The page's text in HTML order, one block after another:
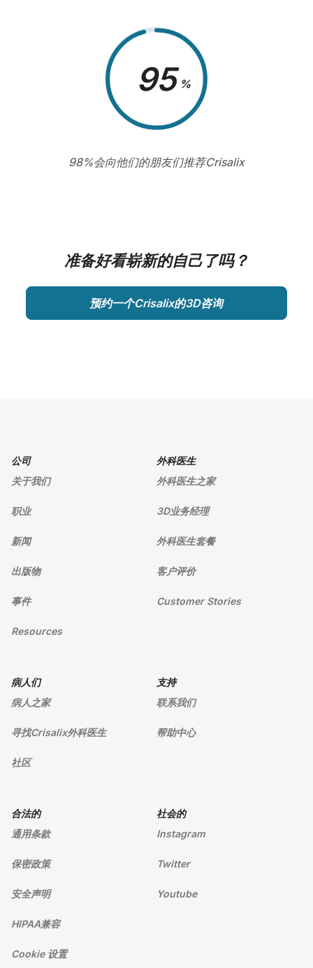
98 %
98%会向他们的朋友们推荐Crisalix
准备好看崭新的自己了吗？
预约一个Crisalix的3D咨询
公司
关于我们
职业
新闻
出版物
事件
Resources
外科医生
外科医生之家
3D业务经理
外科医生套餐
客户评价
Customer Stories
病人们
病人之家
寻找Crisalix外科医生
社区
支持
联系我们
帮助中心
合法的
通用条款
保密政策
安全声明
HIPAA兼容
Cookie 设置
社会的
Instagram
Twitter
Youtube